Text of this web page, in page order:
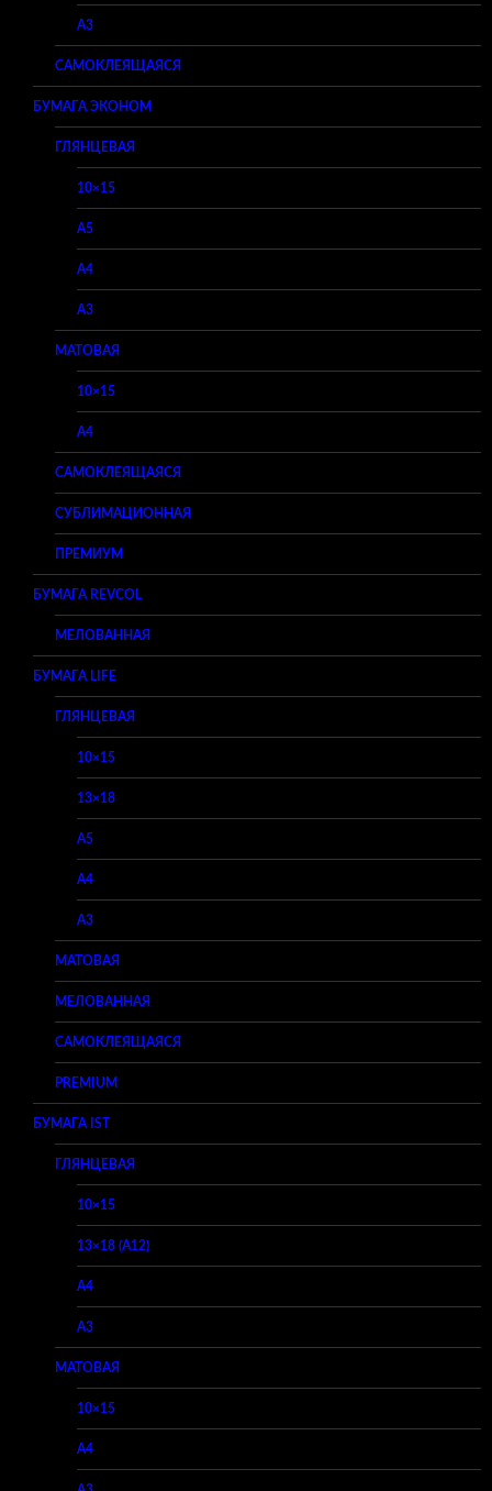
A3
САМОКЛЕЯЩАЯСЯ
БУМАГА ЭКОНОМ
ГЛЯНЦЕВАЯ
10×15
A5
A4
A3
МАТОВАЯ
10×15
A4
САМОКЛЕЯЩАЯСЯ
СУБЛИМАЦИОННАЯ
ПРЕМИУМ
БУМАГА REVCOL
МЕЛОВАННАЯ
БУМАГА LIFE
ГЛЯНЦЕВАЯ
10×15
13×18
A5
A4
A3
МАТОВАЯ
МЕЛОВАННАЯ
САМОКЛЕЯЩАЯСЯ
PREMIUM
БУМАГА IST
ГЛЯНЦЕВАЯ
10×15
13×18 (A12)
A4
A3
МАТОВАЯ
10×15
A4